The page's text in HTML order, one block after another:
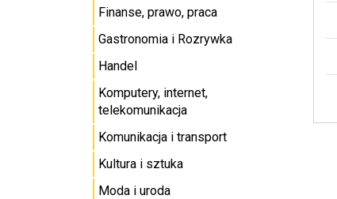
Finanse, prawo, praca
Gastronomia i Rozrywka
Handel
Komputery, internet,
telekomunikacja
Komunikacja i transport
Kultura i sztuka
Moda i uroda